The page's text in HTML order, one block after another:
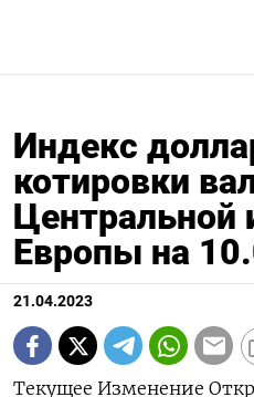
Индекс
котировки
Центральной
Европы на
21.04.2023
Текущее Изменение